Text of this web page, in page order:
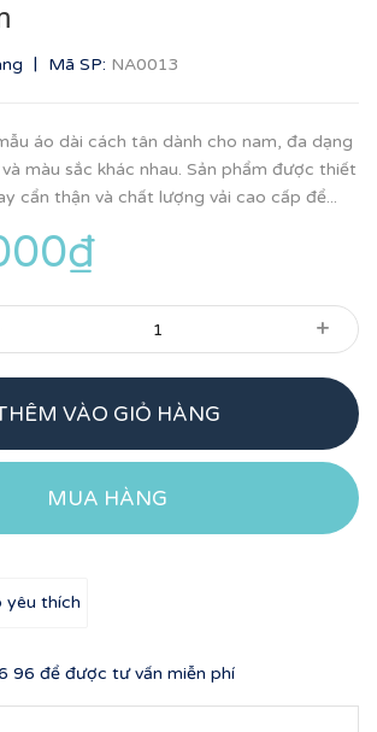
| Mã SP: NA0013
áo dài cách tân dành cho nam, đa dạng
màu sắc khác nhau. Sản phẩm được thiết
cẩn thận và chất lượng vải cao cấp để...
+
VÀO GIỎ HÀNG
MUA HÀNG
yêu thích
96 để được tư vấn miễn phí